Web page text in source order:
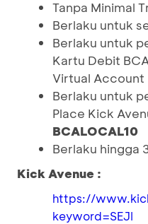
Tanpa Minimal
Berlaku untuk
Berlaku untuk
Kartu Debit
Virtual Account
Berlaku untuk
Place Kick
BCALOCAL10
Berlaku hingga
Kick Avenue :
https://
keyword=SEJI